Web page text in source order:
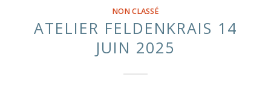
NON CLASSÉ
ATELIER FELDENKRAIS 14
JUIN 2025